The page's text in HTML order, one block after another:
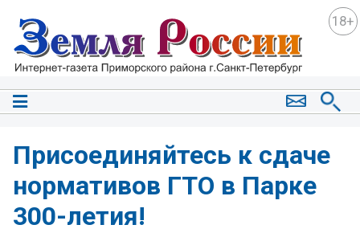
18+
Присоединяйтесь к сдаче
нормативов ГТО в Парке
300-летия!